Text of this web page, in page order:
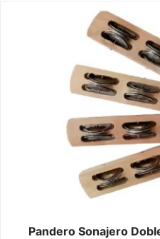
Pandero Sonajero